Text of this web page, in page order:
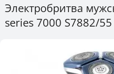
Электробритва
series 7000 S7882/55